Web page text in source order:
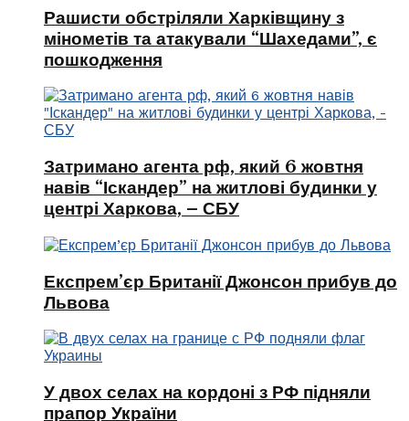
Рашисти обстріляли Харківщину з
мінометів та атакували “Шахедами”, є
пошкодження
Затримано агента рф, який 6 жовтня
навів “Іскандер” на житлові будинки у
центрі Харкова, – СБУ
Експрем’єр Британії Джонсон прибув до
Львова
У двох селах на кордоні з РФ підняли
прапор України